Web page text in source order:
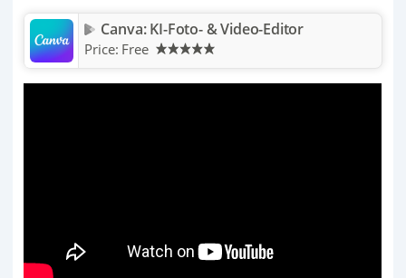
Canva: KI-Foto- & Video-Editor
Price: Free